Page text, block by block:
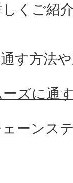
くご紹
す方法
ーズに通
ーンス